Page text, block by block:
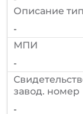
Описание
-
МПИ
-
завод. номер
-